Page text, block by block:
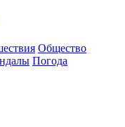
Общество
Погода